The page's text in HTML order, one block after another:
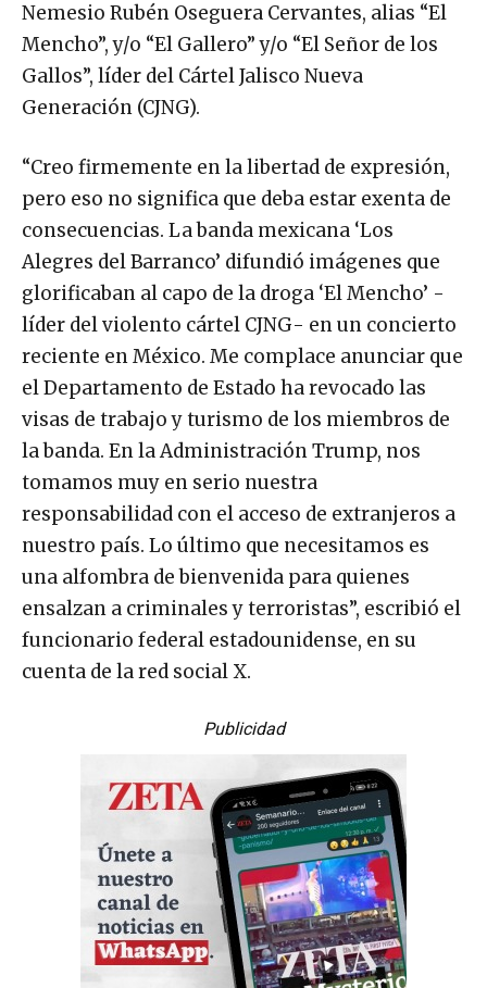
Nemesio Rubén Oseguera Cervantes, alias “El
Mencho”, y/o “El Gallero” y/o “El Señor de los
Gallos”, líder del Cártel Jalisco Nueva
Generación (CJNG).
“Creo firmemente en la libertad de expresión,
pero eso no significa que deba estar exenta de
consecuencias. La banda mexicana ‘Los
Alegres del Barranco’ difundió imágenes que
glorificaban al capo de la droga ‘El Mencho’ -
líder del violento cártel CJNG- en un concierto
reciente en México. Me complace anunciar que
el Departamento de Estado ha revocado las
visas de trabajo y turismo de los miembros de
la banda. En la Administración Trump, nos
tomamos muy en serio nuestra
responsabilidad con el acceso de extranjeros a
nuestro país. Lo último que necesitamos es
una alfombra de bienvenida para quienes
ensalzan a criminales y terroristas”, escribió el
funcionario federal estadounidense, en su
cuenta de la red social X.
Publicidad